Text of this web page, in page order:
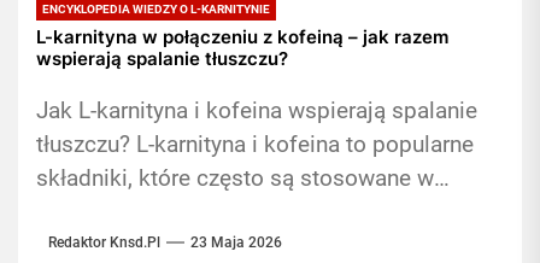
ENCYKLOPEDIA WIEDZY O L-KARNITYNIE
L-karnityna w połączeniu z kofeiną – jak razem
wspierają spalanie tłuszczu?
Jak L-karnityna i kofeina wspierają spalanie
tłuszczu? L-karnityna i kofeina to popularne
składniki, które często są stosowane w
procesu spalania...
Redaktor Knsd.pl 23 Maja 2026